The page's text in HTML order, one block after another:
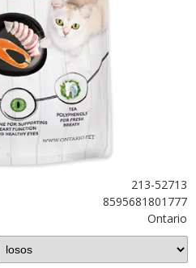
213-52713
8595681801777
Ontario